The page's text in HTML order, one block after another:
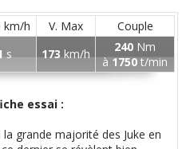
4x4:1aime
: 1aime
: n'aime pas
km/h V. Max
Couple
s 173km/h 240 Nm
à1750t/min
essai :
grande majorité des Juke en